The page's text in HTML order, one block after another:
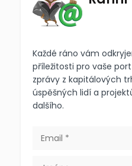
Každé ráno vám
příležitosti pro vaše
zprávy z kapitálových
úspěšných lidí a
dalšího.